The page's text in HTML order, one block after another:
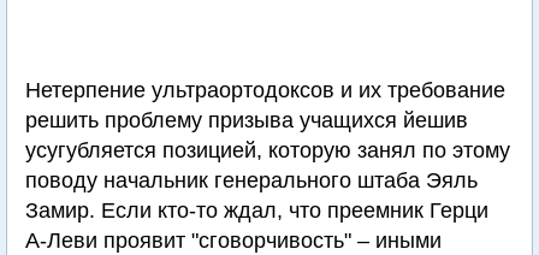
Нетерпение ультраортодоксов и их требование
решить проблему призыва учащихся йешив
усугубляется позицией, которую занял по этому
поводу начальник генерального штаба Эяль
Замир. Если кто-то ждал, что преемник Герци
А-Леви проявит "сговорчивость" – иными